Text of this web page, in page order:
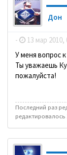
Дон
- 13 мар 2010,
У меня вопрос к
Ты уважаешь
пожалуйста!
Последний раз
редактировалось